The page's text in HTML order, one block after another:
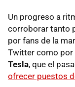
Un progreso a
corroborar tanto
por fans de la
Twitter como por
Tesla, que el
ofrecer puestos